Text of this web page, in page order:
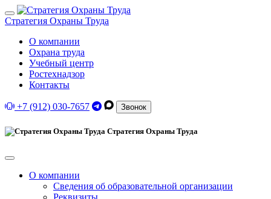
Стратегия Охраны Труда
О компании
Охрана труда
Учебный центр
Ростехнадзор
Контакты
+7 (912) 030-7657 Звонок
Стратегия Охраны Труда
О компании
Сведения об образовательной организации